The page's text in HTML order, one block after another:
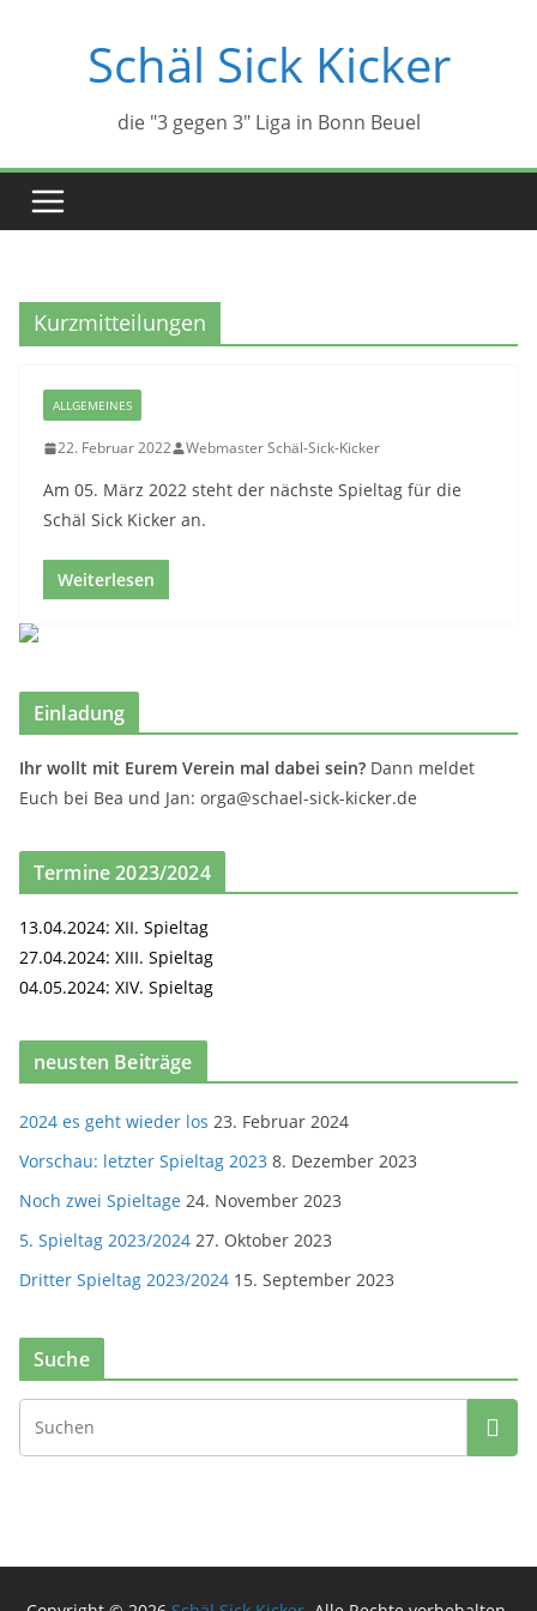
Schäl Sick Kicker
die "3 gegen 3" Liga in Bonn Beuel
Kurzmitteilungen
ALLGEMEINES
22. Februar 2022 Webmaster Schäl-Sick-Kicker
Am 05. März 2022 steht der nächste Spieltag für die
Schäl Sick Kicker an.
Weiterlesen
Einladung
Ihr wollt mit Eurem Verein mal dabei sein? Dann meldet
Euch bei Bea und Jan: orga@schael-sick-kicker.de
Termine 2023/2024
13.04.2024: XII. Spieltag
27.04.2024: XIII. Spieltag
04.05.2024: XIV. Spieltag
neusten Beiträge
2024 es geht wieder los 23. Februar 2024
Vorschau: letzter Spieltag 2023 8. Dezember 2023
Noch zwei Spieltage 24. November 2023
5. Spieltag 2023/2024 27. Oktober 2023
Dritter Spieltag 2023/2024 15. September 2023
Suche